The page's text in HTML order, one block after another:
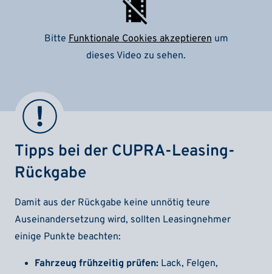
BitteFunktionale Cookies akzeptierenum
dieses Video zu sehen.
Tipps bei der CUPRA-Leasing-
Rückgabe
Damit aus der Rückgabe keine unnötig teure
Auseinandersetzung wird, sollten Leasingnehmer
einige Punkte beachten:
Fahrzeug frühzeitig prüfen:Lack, Felgen,